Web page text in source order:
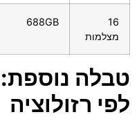
16
מצלמות
688GB
טבלה
לפי רזולוציה